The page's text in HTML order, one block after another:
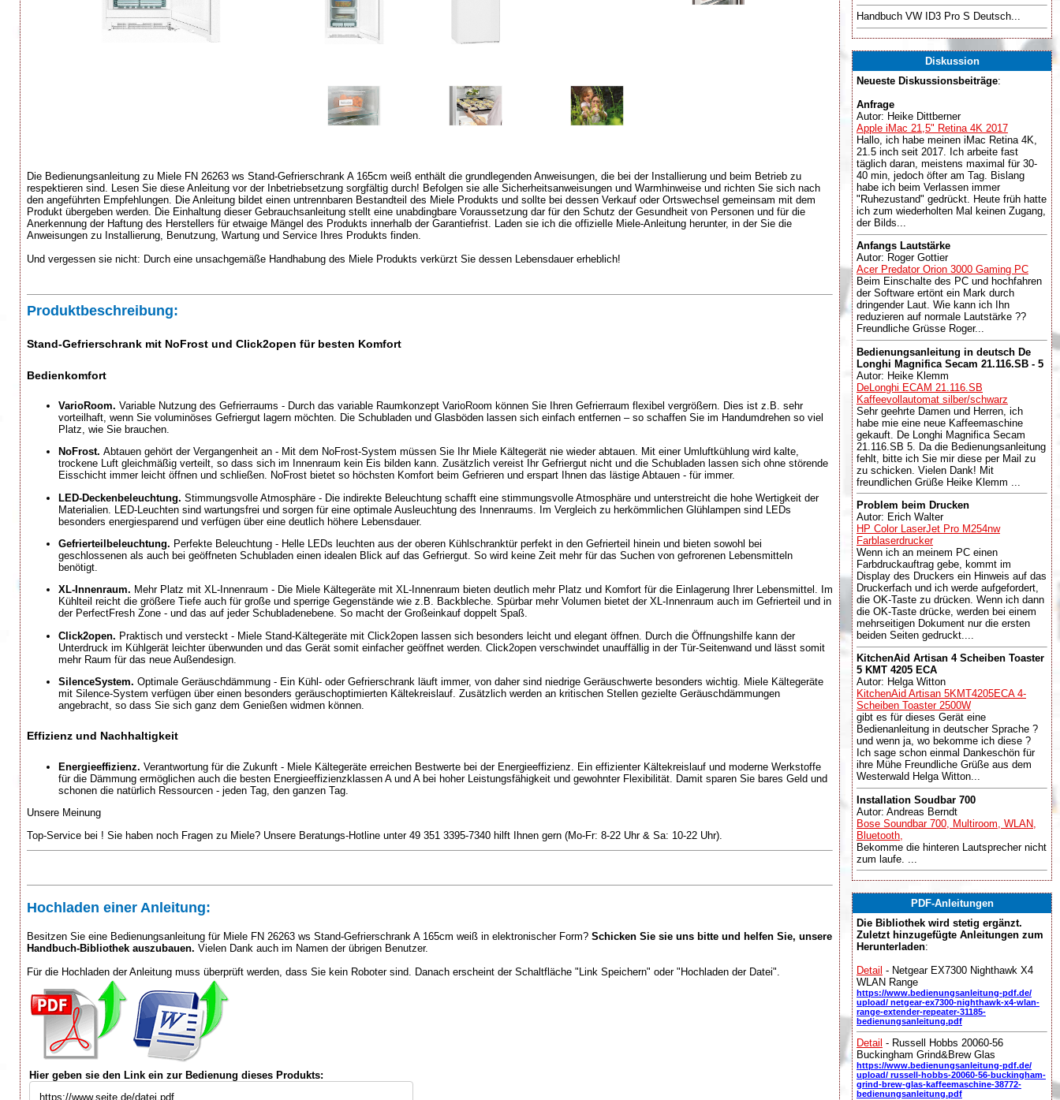
Die Bedienungsanleitung zu Miele FN 26263 ws Stand-Gefrierschrank A 165cm weiß enthält die grundlegenden Anweisungen, die bei der Installierung und beim Betrieb zu
respektieren sind. Lesen Sie diese Anleitung vor der Inbetriebsetzung sorgfältig durch! Befolgen sie alle Sicherheitsanweisungen und Warmhinweise und richten Sie sich nach
den angeführten Empfehlungen. Die Anleitung bildet einen untrennbaren Bestandteil des Miele Produkts und sollte bei dessen Verkauf oder Ortswechsel gemeinsam mit dem
Produkt übergeben werden. Die Einhaltung dieser Gebrauchsanleitung stellt eine unabdingbare Voraussetzung dar für den Schutz der Gesundheit von Personen und für die
Anerkennung der Haftung des Herstellers für etwaige Mängel des Produkts innerhalb der Garantiefrist. Laden sie ich die offizielle Miele-Anleitung herunter, in der Sie die
Anweisungen zu Installierung, Benutzung, Wartung und Service Ihres Produkts finden.
Und vergessen sie nicht: Durch eine unsachgemäße Handhabung des Miele Produkts verkürzt Sie dessen Lebensdauer erheblich!
Produktbeschreibung:
Stand-Gefrierschrank mit NoFrost und Click2open für besten Komfort
Bedienkomfort
VarioRoom. Variable Nutzung des Gefrierraums - Durch das variable Raumkonzept VarioRoom können Sie Ihren Gefrierraum flexibel vergrößern. Dies ist z.B. sehr
vorteilhaft, wenn Sie voluminöses Gefriergut lagern möchten. Die Schubladen und Glasböden lassen sich einfach entfernen – so schaffen Sie im Handumdrehen so viel
Platz, wie Sie brauchen.
NoFrost. Abtauen gehört der Vergangenheit an - Mit dem NoFrost-System müssen Sie Ihr Miele Kältegerät nie wieder abtauen. Mit einer Umluftkühlung wird kalte,
trockene Luft gleichmäßig verteilt, so dass sich im Innenraum kein Eis bilden kann. Zusätzlich vereist Ihr Gefriergut nicht und die Schubladen lassen sich ohne störende
Eisschicht immer leicht öffnen und schließen. NoFrost bietet so höchsten Komfort beim Gefrieren und erspart Ihnen das lästige Abtauen - für immer.
LED-Deckenbeleuchtung. Stimmungsvolle Atmosphäre - Die indirekte Beleuchtung schafft eine stimmungsvolle Atmosphäre und unterstreicht die hohe Wertigkeit der
Materialien. LED-Leuchten sind wartungsfrei und sorgen für eine optimale Ausleuchtung des Innenraums. Im Vergleich zu herkömmlichen Glühlampen sind LEDs
besonders energiesparend und verfügen über eine deutlich höhere Lebensdauer.
Gefrierteilbeleuchtung. Perfekte Beleuchtung - Helle LEDs leuchten aus der oberen Kühlschranktür perfekt in den Gefrierteil hinein und bieten sowohl bei
geschlossenen als auch bei geöffneten Schubladen einen idealen Blick auf das Gefriergut. So wird keine Zeit mehr für das Suchen von gefrorenen Lebensmitteln
benötigt.
XL-Innenraum. Mehr Platz mit XL-Innenraum - Die Miele Kältegeräte mit XL-Innenraum bieten deutlich mehr Platz und Komfort für die Einlagerung Ihrer Lebensmittel. Im
Kühlteil reicht die größere Tiefe auch für große und sperrige Gegenstände wie z.B. Backbleche. Spürbar mehr Volumen bietet der XL-Innenraum auch im Gefrierteil und in
der PerfectFresh Zone - und das auf jeder Schubladenebene. So macht der Großeinkauf doppelt Spaß.
Click2open. Praktisch und versteckt - Miele Stand-Kältegeräte mit Click2open lassen sich besonders leicht und elegant öffnen. Durch die Öffnungshilfe kann der
Unterdruck im Kühlgerät leichter überwunden und das Gerät somit einfacher geöffnet werden. Click2open verschwindet unauffällig in der Tür-Seitenwand und lässt somit
mehr Raum für das neue Außendesign.
SilenceSystem. Optimale Geräuschdämmung - Ein Kühl- oder Gefrierschrank läuft immer, von daher sind niedrige Geräuschwerte besonders wichtig. Miele Kältegeräte
mit Silence-System verfügen über einen besonders geräuschoptimierten Kältekreislauf. Zusätzlich werden an kritischen Stellen gezielte Geräuschdämmungen
angebracht, so dass Sie sich ganz dem Genießen widmen können.
Effizienz und Nachhaltigkeit
Energieeffizienz. Verantwortung für die Zukunft - Miele Kältegeräte erreichen Bestwerte bei der Energieeffizienz. Ein effizienter Kältekreislauf und moderne Werkstoffe
für die Dämmung ermöglichen auch die besten Energieeffizienzklassen A und A bei hoher Leistungsfähigkeit und gewohnter Flexibilität. Damit sparen Sie bares Geld und
schonen die natürlich Ressourcen - jeden Tag, den ganzen Tag.
Unsere Meinung
Top-Service bei ! Sie haben noch Fragen zu Miele? Unsere Beratungs-Hotline unter 49 351 3395-7340 hilft Ihnen gern (Mo-Fr: 8-22 Uhr & Sa: 10-22 Uhr).
Hochladen einer Anleitung:
Besitzen Sie eine Bedienungsanleitung für Miele FN 26263 ws Stand-Gefrierschrank A 165cm weiß in elektronischer Form? Schicken Sie sie uns bitte und helfen Sie, unsere
Handbuch-Bibliothek auszubauen. Vielen Dank auch im Namen der übrigen Benutzer.
Für die Hochladen der Anleitung muss überprüft werden, dass Sie kein Roboter sind. Danach erscheint der Schaltfläche "Link Speichern" oder "Hochladen der Datei".
Hier geben sie den Link ein zur Bedienung dieses Produkts:
Handbuch VW ID3 Pro S Deutsch...
Diskussion
Neueste Diskussionsbeiträge:
Anfrage
Autor: Heike Dittberner
Apple iMac 21,5" Retina 4K 2017
Hallo, ich habe meinen iMac Retina 4K,
21.5 inch seit 2017. Ich arbeite fast
täglich daran, meistens maximal für 30-
40 min, jedoch öfter am Tag. Bislang
habe ich beim Verlassen immer
"Ruhezustand" gedrückt. Heute früh hatte
ich zum wiederholten Mal keinen Zugang,
der Bilds...
Anfangs Lautstärke
Autor: Roger Gottier
Acer Predator Orion 3000 Gaming PC
Beim Einschalte des PC und hochfahren
der Software ertönt ein Mark durch
dringender Laut. Wie kann ich Ihn
reduzieren auf normale Lautstärke ??
Freundliche Grüsse Roger...
Bedienungsanleitung in deutsch De
Longhi Magnifica Secam 21.116.SB - 5
Autor: Heike Klemm
DeLonghi ECAM 21.116.SB
Kaffeevollautomat silber/schwarz
Sehr geehrte Damen und Herren, ich
habe mie eine neue Kaffeemaschine
gekauft. De Longhi Magnifica Secam
21.116.SB 5. Da die Bedienungsanleitung
fehlt, bitte ich Sie mir diese per Mail zu
zu schicken. Vielen Dank! Mit
freundlichen Grüße Heike Klemm ...
Problem beim Drucken
Autor: Erich Walter
HP Color LaserJet Pro M254nw
Farblaserdrucker
Wenn ich an meinem PC einen
Farbdruckauftrag gebe, kommt im
Display des Druckers ein Hinweis auf das
Druckerfach und ich werde aufgefordert,
die OK-Taste zu drücken. Wenn ich dann
die OK-Taste drücke, werden bei einem
mehrseitigen Dokument nur die ersten
beiden Seiten gedruckt....
KitchenAid Artisan 4 Scheiben Toaster
5 KMT 4205 ECA
Autor: Helga Witton
KitchenAid Artisan 5KMT4205ECA 4-
Scheiben Toaster 2500W
gibt es für dieses Gerät eine
Bedienanleitung in deutscher Sprache ?
und wenn ja, wo bekomme ich diese ?
Ich sage schon einmal Dankeschön für
ihre Mühe Freundliche Grüße aus dem
Westerwald Helga Witton...
Installation Soudbar 700
Autor: Andreas Berndt
Bose Soundbar 700, Multiroom, WLAN,
Bluetooth,
Bekomme die hinteren Lautsprecher nicht
zum laufe. ...
PDF-Anleitungen
Die Bibliothek wird stetig ergänzt.
Zuletzt hinzugefügte Anleitungen zum
Herunterladen:
Detail - Netgear EX7300 Nighthawk X4
WLAN Range
https://www.bedienungsanleitung-pdf.de/
upload/ netgear-ex7300-nighthawk-x4-wlan-
range-extender-repeater-31185-
bedienungsanleitung.pdf
Detail - Russell Hobbs 20060-56
Buckingham Grind&Brew Glas
https://www.bedienungsanleitung-pdf.de/
upload/ russell-hobbs-20060-56-buckingham-
grind-brew-glas-kaffeemaschine-38772-
bedienungsanleitung.pdf